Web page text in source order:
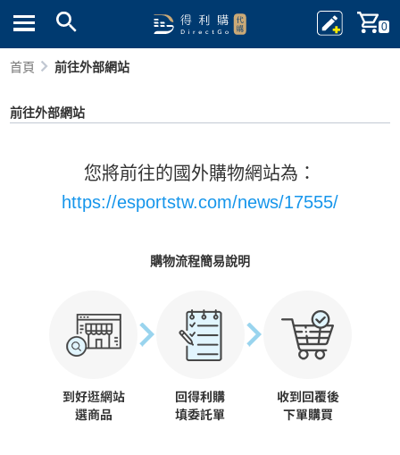
0
首頁 前往外部網站
前往外部網站
您將前往的國外購物網站為：
https://esportstw.com/news/17555/
購物流程簡易說明